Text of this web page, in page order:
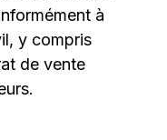
à
y compris
de vente